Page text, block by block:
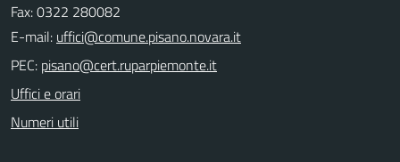
Fax: 0322 280082
E-mail:
PEC:
Uffici e orari
Numeri utili